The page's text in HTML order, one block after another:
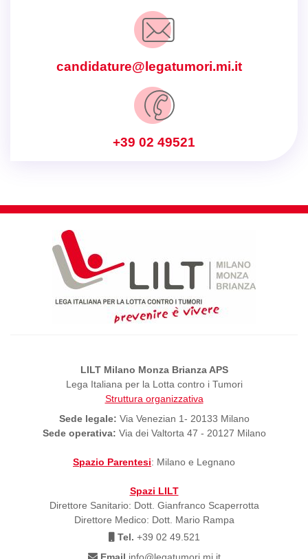
candidature@legatumori.mi.it
+39 02 49521
LILT Milano Monza Brianza APS
Lega Italiana per la Lotta contro i Tumori
Struttura organizzativa
Sede legale: Via Venezian 1- 20133 Milano
Sede operativa: Via dei Valtorta 47 - 20127 Milano
Spazio Parentesi: Milano e Legnano
Spazi LILT
Direttore Sanitario: Dott. Gianfranco Scaperrotta
Direttore Medico: Dott. Mario Rampa
Tel. +39 02 49.521